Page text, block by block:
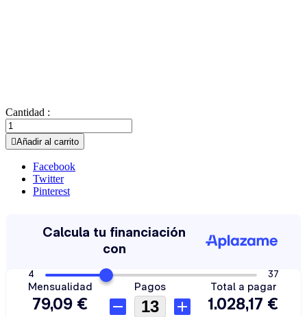
Cantidad :
Añadir al carrito
Facebook
Twitter
Pinterest